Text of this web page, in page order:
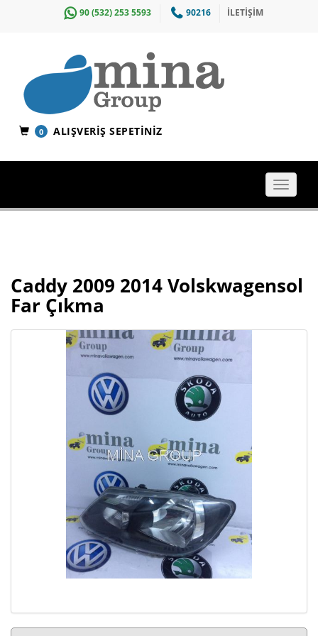
90 (532) 253 5593 90216 İLETİŞİM
0 ALIŞVERIŞ SEPETINIZ
Toggle
Caddy 2009 2014 Volskwagensol
Far Çıkma